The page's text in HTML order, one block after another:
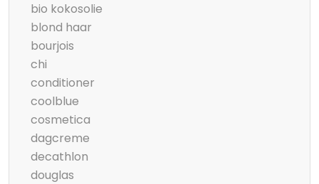
bio kokosolie
blond haar
bourjois
chi
conditioner
coolblue
cosmetica
dagcreme
decathlon
douglas